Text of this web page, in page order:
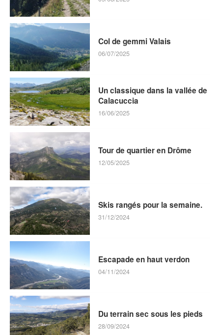
Col de gemmi Valais
06/07/2025
Un classique dans la vallée de
Calacuccia
16/06/2025
Tour de quartier en Drôme
12/05/2025
Skis rangés pour la semaine.
31/12/2024
Escapade en haut verdon
04/11/2024
Du terrain sec sous les pieds
28/09/2024